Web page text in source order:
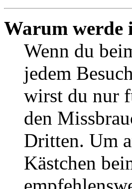
Warum werde
Wenn du
jedem
wirst du nur
den
Dritten. Um
Kästchen